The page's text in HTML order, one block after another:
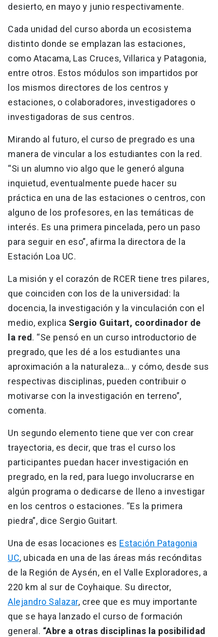
desierto, en mayo y junio respectivamente.
Cada unidad del curso aborda un ecosistema
distinto donde se emplazan las estaciones,
como Atacama, Las Cruces, Villarica y Patagonia,
entre otros. Estos módulos son impartidos por
los mismos directores de los centros y
estaciones, o colaboradores, investigadores o
investigadoras de sus centros.
Mirando al futuro, el curso de pregrado es una
manera de vincular a los estudiantes con la red.
“Si un alumno vio algo que le generó alguna
inquietud, eventualmente puede hacer su
práctica en una de las estaciones o centros, con
alguno de los profesores, en las temáticas de
interés. Es una primera pincelada, pero un paso
para seguir en eso”, afirma la directora de la
Estación Loa UC.
La misión y el corazón de RCER tiene tres pilares,
que coinciden con los de la universidad: la
docencia, la investigación y la vinculación con el
medio, explica Sergio Guitart, coordinador de
la red. “Se pensó en un curso introductorio de
pregrado, que les dé a los estudiantes una
aproximación a la naturaleza… y cómo, desde sus
respectivas disciplinas, pueden contribuir o
motivarse con la investigación en terreno”,
comenta.
Un segundo elemento tiene que ver con crear
trayectoria, es decir, que tras el curso los
participantes puedan hacer investigación en
pregrado, en la red, para luego involucrarse en
algún programa o dedicarse de lleno a investigar
en los centros o estaciones. “Es la primera
piedra”, dice Sergio Guitart.
Una de esas locaciones es Estación Patagonia
UC, ubicada en una de las áreas más recónditas
de la Región de Aysén, en el Valle Exploradores, a
220 km al sur de Coyhaique. Su director,
Alejandro Salazar, cree que es muy importante
que se haya lanzado el curso de formación
general. “Abre a otras disciplinas la posibilidad